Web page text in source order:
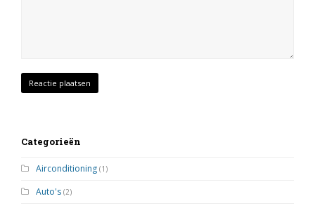
Categorieën
Airconditioning (1)
Auto's (2)